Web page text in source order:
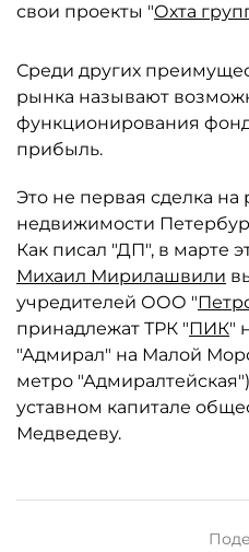
свои проекты "Охта
Среди других
рынка называют
функционирования
прибыль.
Это не первая сделка на
недвижимости
Как писал "ДП", в марте
Михаил Мирилашвили
учредителей ООО "
принадлежат ТРК "ПИК"
"Адмирал" на Малой
метро
уставном капитале
Медведеву.